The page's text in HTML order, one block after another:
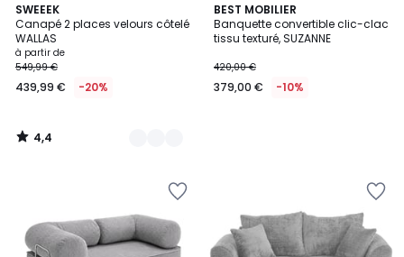
SWEEEK
Canapé 2 places velours côtelé
WALLAS
à partir de
549,99 €
439,99 € -20%
4,4
/ 5
5
Couleurs
4,4
/
BEST MOBILIER
Banquette convertible clic-clac
tissu texturé, SUZANNE
420,00 €
379,00 € -10%